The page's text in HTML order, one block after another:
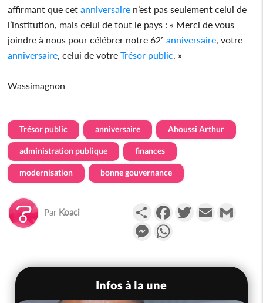
affirmant que cet anniversaire n’est pas seulement celui de
l’institution, mais celui de tout le pays : « Merci de vous
joindre à nous pour célébrer notre 62ᵉ anniversaire , votre
anniversaire , celui de votreTrésor public . »
Wassimagnon
Trésor public anniversaire Ahoussi Arthur
administration publique finances
modernisation bonne gouvernance
Par Koaci PartagerFacebookTwitterEmail
Messenger
Infos à la une